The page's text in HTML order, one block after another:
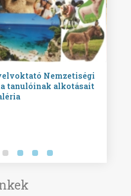
Nemzetiségi
tanulóinak alkotásait